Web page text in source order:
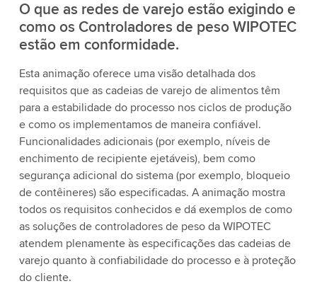
O que as redes de varejo estão exigindo e
como os Controladores de peso WIPOTEC
estão em conformidade.
Esta animação oferece uma visão detalhada dos
requisitos que as cadeias de varejo de alimentos têm
para a estabilidade do processo nos ciclos de produção
e como os implementamos de maneira confiável.
Funcionalidades adicionais (por exemplo, níveis de
enchimento de recipiente ejetáveis), bem como
segurança adicional do sistema (por exemplo, bloqueio
de contêineres) são especificadas. A animação mostra
todos os requisitos conhecidos e dá exemplos de como
as soluções de controladores de peso da WIPOTEC
atendem plenamente às especificações das cadeias de
varejo quanto à confiabilidade do processo e à proteção
do cliente.